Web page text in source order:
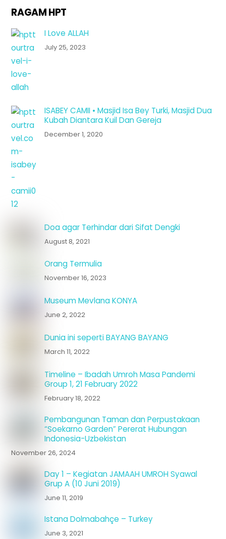
RAGAM HPT
I Love ALLAH
July 25, 2023
ISABEY CAMII • Masjid Isa Bey Turki, Masjid Dua
Kubah Diantara Kuil Dan Gereja
December 1, 2020
Doa agar Terhindar dari Sifat Dengki
August 8, 2021
Orang Termulia
November 16, 2023
Museum Mevlana KONYA
June 2, 2022
Dunia ini seperti BAYANG BAYANG
March 11, 2022
Timeline – Ibadah Umroh Masa Pandemi
Group 1, 21 February 2022
February 18, 2022
Pembangunan Taman dan Perpustakaan
“Soekarno Garden” Pererat Hubungan
Indonesia-Uzbekistan
November 26, 2024
Day 1 – Kegiatan JAMAAH UMROH Syawal
Grup A (10 Juni 2019)
June 11, 2019
Istana Dolmabahçe – Turkey
June 3, 2021